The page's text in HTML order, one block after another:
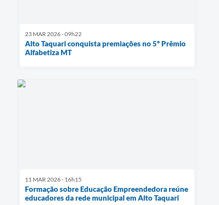
23 MAR 2026 - 09h22
Alto Taquari conquista premiações no 5º Prêmio
Alfabetiza MT
11 MAR 2026 - 16h15
Formação sobre Educação Empreendedora reúne
educadores da rede municipal em Alto Taquari